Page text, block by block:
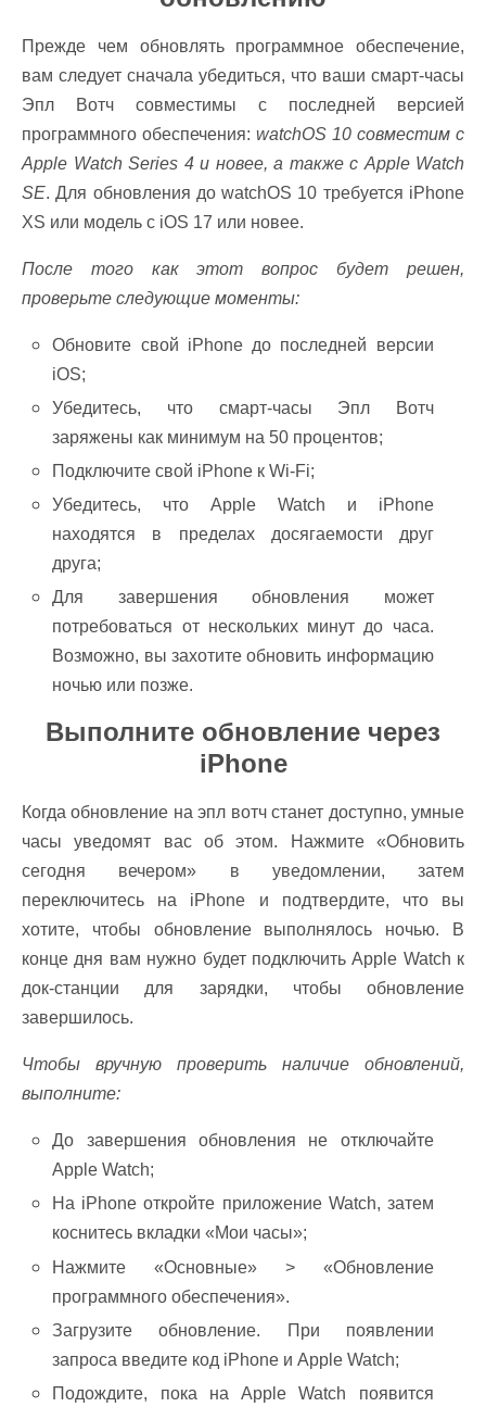
Прежде чем обновлять программное обеспечение,
вам следует сначала убедиться, что ваши смарт-часы
Эпл Вотч совместимы с последней версией
программного обеспечения: watchOS 10 совместим с
Apple Watch Series 4 и новее, а также с Apple Watch
SE. Для обновления до watchOS 10 требуется iPhone
XS или модель с iOS 17 или новее.
После того как этот вопрос будет решен,
проверьте следующие моменты:
Обновите свой iPhone до последней версии
iOS;
Убедитесь, что смарт-часы Эпл Вотч
заряжены как минимум на 50 процентов;
Подключите свой iPhone к Wi-Fi;
Убедитесь, что Apple Watch и iPhone
находятся в пределах досягаемости друг
друга;
Для завершения обновления может
потребоваться от нескольких минут до часа.
Возможно, вы захотите обновить информацию
ночью или позже.
Выполните обновление через
iPhone
Когда обновление на эпл вотч станет доступно, умные
часы уведомят вас об этом. Нажмите «Обновить
сегодня вечером» в уведомлении, затем
переключитесь на iPhone и подтвердите, что вы
хотите, чтобы обновление выполнялось ночью. В
конце дня вам нужно будет подключить Apple Watch к
док-станции для зарядки, чтобы обновление
завершилось.
Чтобы вручную проверить наличие обновлений,
выполните:
До завершения обновления не отключайте
Apple Watch;
На iPhone откройте приложение Watch, затем
коснитесь вкладки «Мои часы»;
Нажмите «Основные» > «Обновление
программного обеспечения».
Загрузите обновление. При появлении
запроса введите код iPhone и Apple Watch;
Подождите, пока на Apple Watch появится